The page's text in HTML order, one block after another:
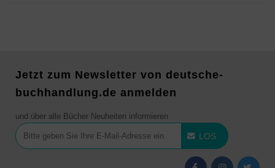
Jetzt zum Newsletter von deutsche-
buchhandlung.de anmelden
und über alle Bücher Neuheiten informieren
LOS